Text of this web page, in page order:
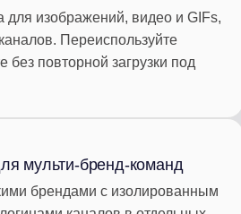
для изображений, видео и GIFs,
Переиспользуйте
повторной загрузки под
мульти-бренд-команд
брендами с изолированным